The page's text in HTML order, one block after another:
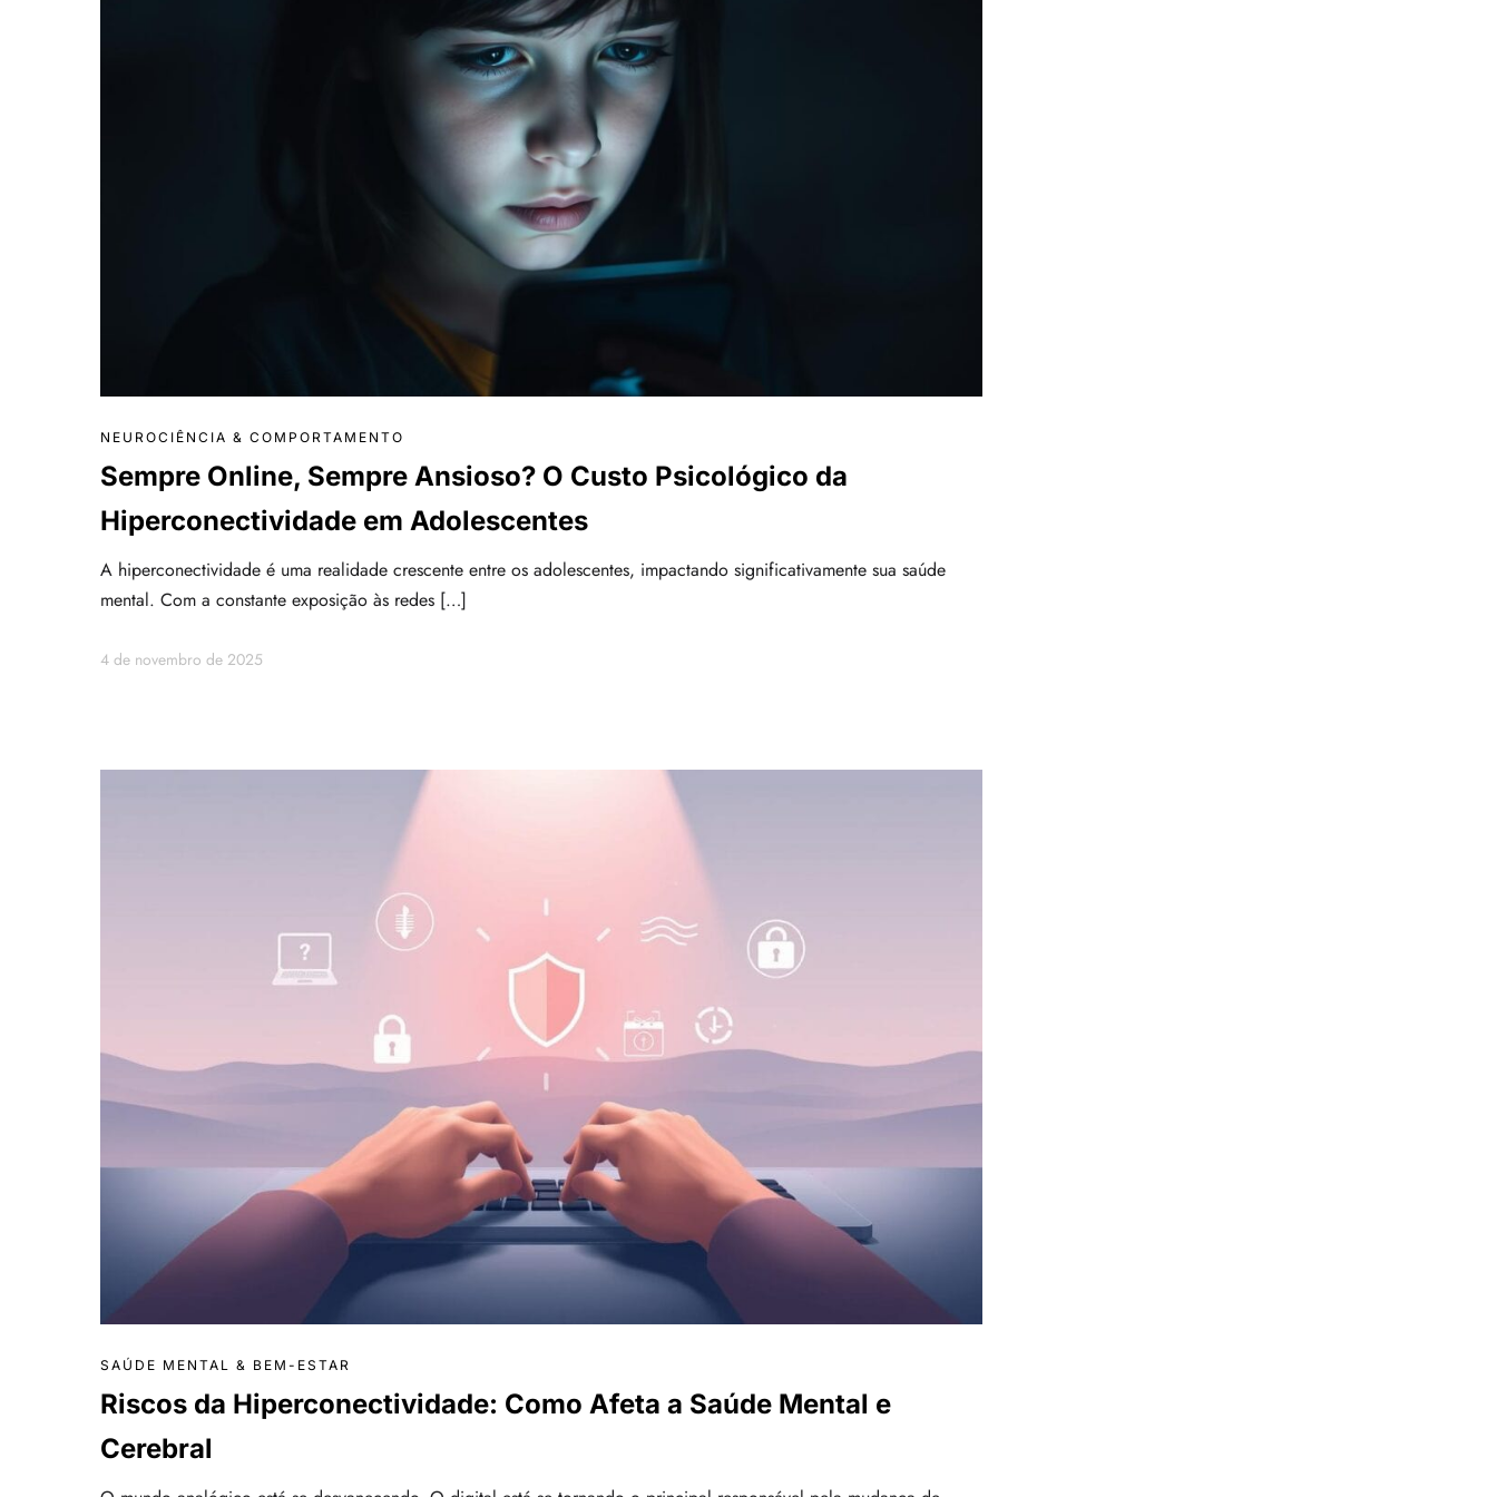
NEUROCIÊNCIA & COMPORTAMENTO
Sempre Online, Sempre Ansioso? O Custo Psicológico da
Hiperconectividade em Adolescentes
A hiperconectividade é uma realidade crescente entre os adolescentes, impactando significativamente sua saúde
mental. Com a constante exposição às redes […]
4 de novembro de 2025
SAÚDE MENTAL & BEM-ESTAR
Riscos da Hiperconectividade: Como Afeta a Saúde Mental e
Cerebral